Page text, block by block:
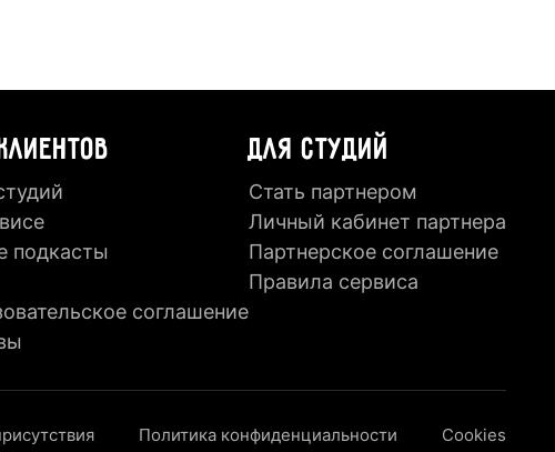
подкасты
соглашение
ДЛЯ СТУДИЙ
Стать партнером
Личный кабинет партнера
Партнерское соглашение
Правила сервиса
Политика конфиденциальности Cookies